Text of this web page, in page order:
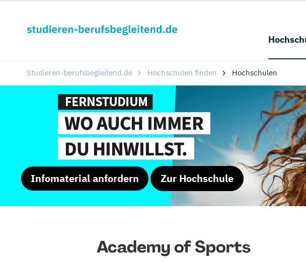
Studieren-berufsbegleitend.de Hochschulen finden Hochschulen
Infomaterial anfordern Zur Hochschule
Academy of Sports